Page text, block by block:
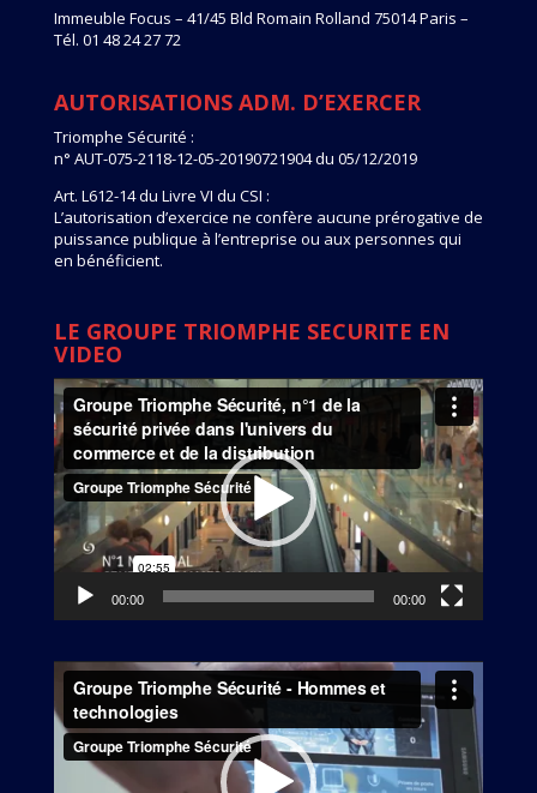
Immeuble Focus – 41/45 Bld Romain Rolland 75014 Paris –
Tél. 01 48 24 27 72
AUTORISATIONS ADM. D’EXERCER
Triomphe Sécurité :
n° AUT-075-2118-12-05-20190721904 du 05/12/2019
Art. L612-14 du Livre VI du CSI :
L’autorisation d’exercice ne confère aucune prérogative de
puissance publique à l’entreprise ou aux personnes qui
en bénéficient.
LE GROUPE TRIOMPHE SECURITE EN
VIDEO
Lecteur
vidéo
00:00 00:00
Lecteur
vidéo